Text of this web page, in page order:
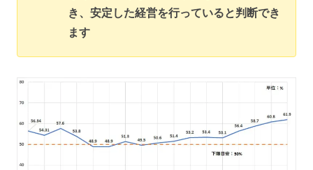
き、安定した経営を行っていると判断でき
ます